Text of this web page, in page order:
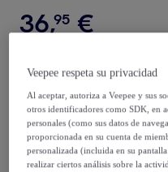
36,95 €
-46%
Vendido porCreaciones
Veepee respeta su privacidad
Al aceptar, autoriza a Veepee y sus
otros identificadores como SDK, en
personales (como sus datos de
proporcionada en su cuenta de
personalizada (incluida en su
realizar ciertos análisis sobre la